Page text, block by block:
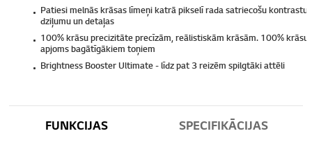
Patiesi melnās krāsas līmeņi katrā pikselī rada satriecošu kontrastu,
dziļumu un detaļas
100% krāsu precizitāte precīzām, reālistiskām krāsām. 100% krāsu
apjoms bagātīgākiem toņiem
Brightness Booster Ultimate - līdz pat 3 reizēm spilgtāki attēli
FUNKCIJAS SPECIFIKĀCIJAS